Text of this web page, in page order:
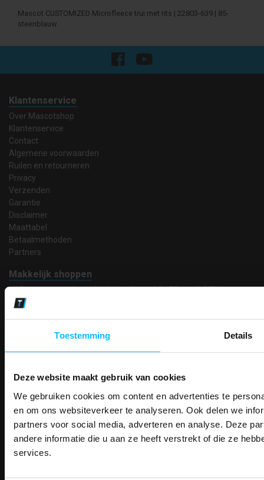
Toestemming Details
Deze website maakt gebruik van cookies
We gebruiken cookies om content en advertenties te
en om ons websiteverkeer te analyseren. Ook delen we
partners voor social media, adverteren en analyse. Deze
andere informatie die u aan ze heeft verstrekt of die ze
services.
Mascot CUSTOMIZED Microfleece trui met rits | 22803-639 | 85-
steenblauw
Klantenservice
Over Mascotshop
Klantenservice
Contact
Algemene voorwaarden
Ruilen en retourneren
Privacy
Verzenden
Garantie
Disclaimer
Maattabel
Betaalmethoden
Partners
Makkelijk shoppen
Gratis verzending in Nederland vanaf € 150,- excl. BTW
Bedruk- en borduurservice
Betaalwijze
Email
Inschrijven
Contact
TEACO VOF
ONTVANG
KORTING OP
PAK